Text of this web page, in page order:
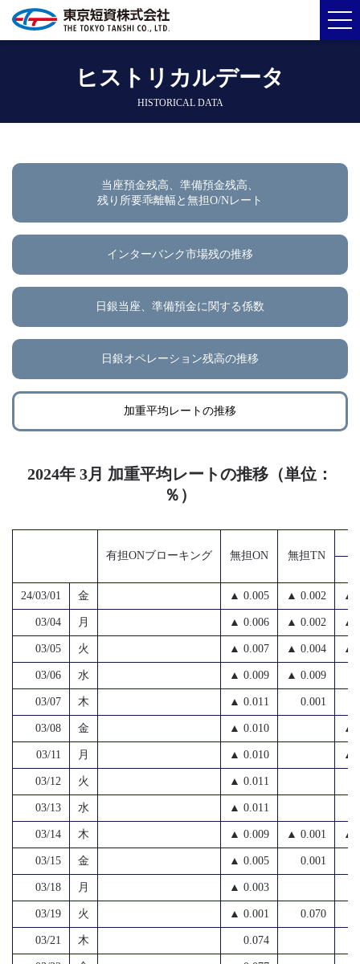
ヒストリカルデータ
HISTORICAL DATA
当座預金残高、準備預金残高、
残り所要乖離幅と無担O/Nレート
インターバンク市場残の推移
日銀当座、準備預金に関する係数
日銀オペレーション残高の推移
加重平均レートの推移
2024年 3月 加重平均レートの推移（単位：
％）
有担ONブローキング 無担ON
無担TN
24/03/01 金 ▲ 0.005 ▲ 0.002 ▲
03/04 月 ▲ 0.006 ▲ 0.002 ▲
03/05 火 ▲ 0.007 ▲ 0.004 ▲
03/06 水 ▲ 0.009 ▲ 0.009
03/07 木 ▲ 0.011 0.001
03/08 金 ▲ 0.010 ▲
03/11 月 ▲ 0.010 ▲
03/12 火 ▲ 0.011
03/13 水 ▲ 0.011
03/14 木 ▲ 0.009 ▲ 0.001 ▲
03/15 金 ▲ 0.005 0.001
03/18 月 ▲ 0.003
03/19 火 ▲ 0.001 0.070
03/21 木 0.074